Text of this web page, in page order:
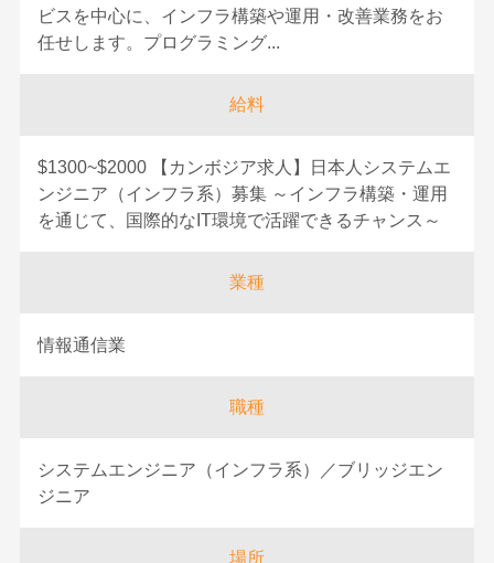
ビスを中心に、インフラ構築や運用・改善業務をお
任せします。プログラミング...
給料
$1300~$2000 【カンボジア求人】日本人システムエ
ンジニア（インフラ系）募集 ～インフラ構築・運用
を通じて、国際的なIT環境で活躍できるチャンス～
業種
情報通信業
職種
システムエンジニア（インフラ系）／ブリッジエン
ジニア
場所